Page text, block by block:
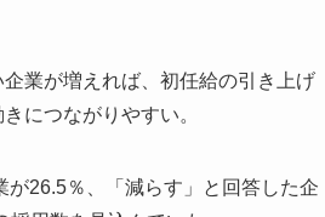
業が増えれば、初任給の引き上げ
につながりやすい。
26.5％、「減らす」と回答した企